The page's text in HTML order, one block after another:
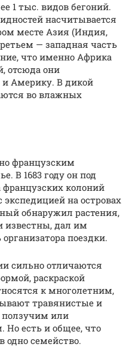
1 тыс. видов бегоний.
насчитывается
месте Азия (Индия,
— западная часть
что именно Африка
отсюда они
и Америку. В дикой
во влажных
французским
В 1683 году он под
колоний
на островах
обнаружил растения,
известны, дал им
поездки.
сильно отличаются
раскраской
к многолетним,
травянистые и
ползучим или
есть и общее, что
одно семейство.